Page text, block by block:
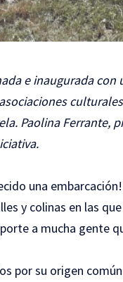
e inaugurada con
Paolina Ferrante,
una
y colinas en las
a mucha gente
por su origen